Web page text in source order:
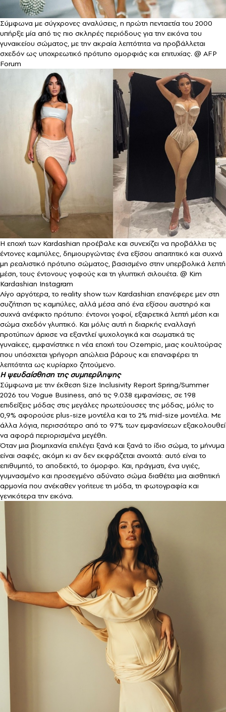
Σύμφωνα με σύγχρονες αναλύσεις, η πρώτη πενταετία του 2000
υπήρξε μία από τις πιο σκληρές περιόδους για την εικόνα του
γυναικείου σώματος, με την ακραία λεπτότητα να προβάλλεται
σχεδόν ως υποχρεωτικό πρότυπο ομορφιάς και επιτυχίας. @ AFP
Forum
Η εποχή των Kardashian προέβαλε και συνεχίζει να προβάλλει τις
έντονες καμπύλες, δημιουργώντας ένα εξίσου απαιτητικό και συχνά
μη ρεαλιστικό πρότυπο σώματος, βασισμένο στην υπερβολικά λεπτή
μέση, τους έντονους γοφούς και τη γλυπτική σιλουέτα. @ Kim
Kardashian Instagram
Λίγο αργότερα, το reality show των Kardashian επανέφερε μεν στη
συζήτηση τις καμπύλες, αλλά μέσα από ένα εξίσου αυστηρό και
συχνά ανέφικτο πρότυπο: έντονοι γοφοί, εξαιρετικά λεπτή μέση και
σώμα σχεδόν γλυπτικό. Και μόλις αυτή η διαρκής εναλλαγή
προτύπων άρχισε να εξαντλεί ψυχολογικά και σωματικά τις
γυναίκες, εμφανίστηκε η νέα εποχή του Ozempic, μιας κουλτούρας
που υπόσχεται γρήγορη απώλεια βάρους και επαναφέρει τη
λεπτότητα ως κυρίαρχο ζητούμενο.
Η ψευδαίσθηση της συμπερίληψης
Σύμφωνα με την έκθεση Size Inclusivity Report Spring/Summer
2026 του Vogue Business, από τις 9.038 εμφανίσεις, σε 198
επιδείξεις μόδας στις μεγάλες πρωτεύουσες της μόδας, μόλις το
0,9% αφορούσε plus-size μοντέλα και το 2% mid-size μοντέλα. Με
άλλα λόγια, περισσότερο από το 97% των εμφανίσεων εξακολουθεί
να αφορά περιορισμένα μεγέθη.
Όταν μια βιομηχανία επιλέγει ξανά και ξανά το ίδιο σώμα, το μήνυμα
είναι σαφές, ακόμη κι αν δεν εκφράζεται ανοιχτά: αυτό είναι το
επιθυμητό, το αποδεκτό, το όμορφο. Και, πράγματι, ένα υγιές,
γυμνασμένο και προσεγμένο αδύνατο σώμα διαθέτει μια αισθητική
αρμονία που ανέκαθεν γοήτευε τη μόδα, τη φωτογραφία και
γενικότερα την εικόνα.